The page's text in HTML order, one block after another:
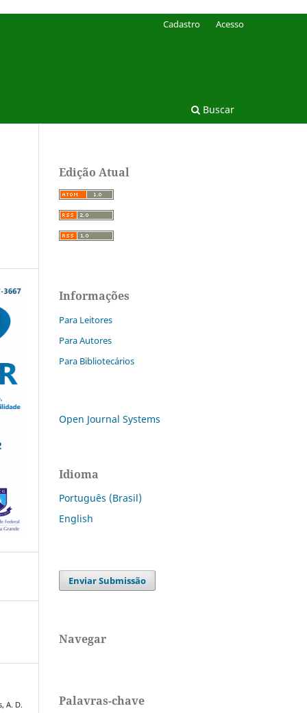
Buscar
Cadastro Acesso
A. D.
Edição Atual
Informações
Para Leitores
Para Autores
Para Bibliotecários
Open Journal Systems
Idioma
Português (Brasil)
English
Enviar Submissão
Navegar
Palavras-chave